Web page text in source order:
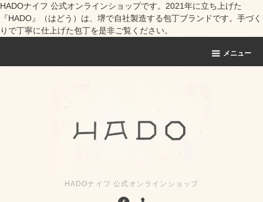
HADOナイフ 公式オンラインショップです。2021年に立ち上げた
『HADO』（はどう）は、堺で自社製造する包丁ブランドです。手づく
りで丁寧に仕上げた包丁を是非ご覧ください。
メニュー
HADOナイフ 公式オンラインショップ